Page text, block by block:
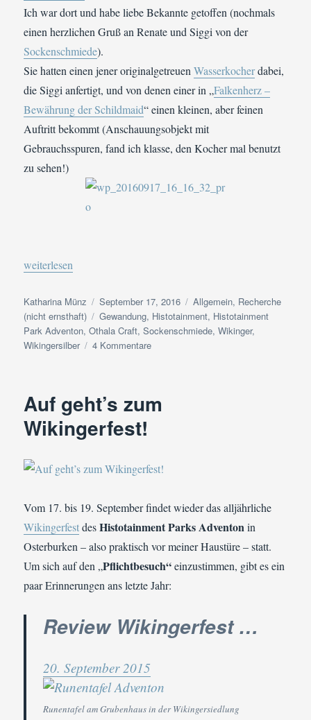
Ich war dort und habe liebe Bekannte getoffen (nochmals
einen herzlichen Gruß an Renate und Siggi von der
Sockenschmiede).
Sie hatten einen jener originalgetreuenWasserkocherdabei,
die Siggi anfertigt, und von denen einer in „Falkenherz –
Bewährung der Schildmaid“ einen kleinen, aber feinen
Auftritt bekommt (Anschauungsobjekt mit
Gebrauchsspuren, fand ich klasse, den Kocher mal benutzt
zu sehen!)
„Mitbringsel vom Wikingerfest im Adventon“
weiterlesen
Autor
Katharina Münz
Veröffentlicht
am
September 17, 2016 Kategorien
Allgemein, Recherche
(nicht ernsthaft)
Schlagwörter
Gewandung, Histotainment, Histotainment
Park Adventon,Othala Craft,Sockenschmiede,Wikinger,
Wikingersilber
4 Kommentarezu
im
Auf geht’s zum
Wikingerfest!
Vom 17. bis 19. September findet wieder das alljährliche
WikingerfestdesHistotainment Parks Adventonin
Osterburken – also praktisch vor meiner Haustüre – statt.
Um sich auf den „Pflichtbesuch“einzustimmen, gibt es ein
paar Erinnerungen ans letzte Jahr:
Review Wikingerfest …
20. September 2015
Runentafel am Grubenhaus in der Wikingersiedlung